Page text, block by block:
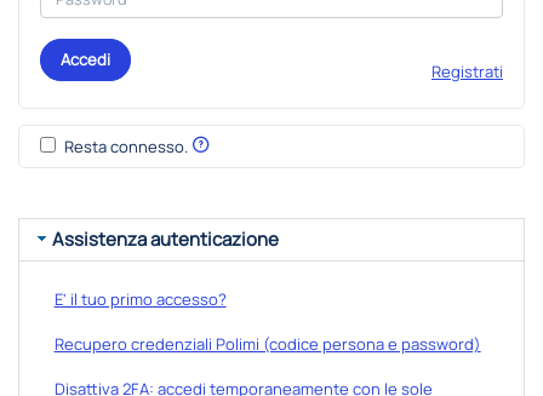
Accedi
Registrati
Resta connesso.
Assistenza autenticazione
E' il tuo primo accesso?
Recupero credenziali Polimi (codice persona e password)
Disattiva 2FA: accedi temporaneamente con le sole